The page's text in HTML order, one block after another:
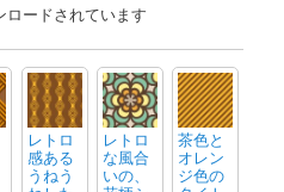
ロードされています
レトロ
感ある
うねう
レトロ
な風合
いの、
茶色と
オレン
ジ色の